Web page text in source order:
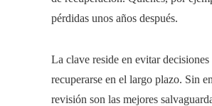
pérdidas unos años después.
La clave reside en evitar
recuperarse en el largo plazo. Sin
revisión son las mejores